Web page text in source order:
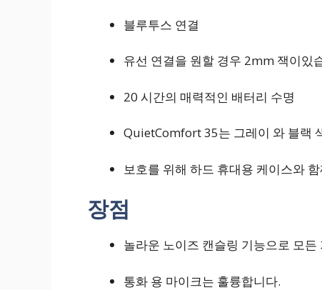
블루투스 연결
유선 연결을 원할 경우 2mm 잭이있
20 시간의 매력적인 배터리 수명
QuietComfort 35는 그레이 와 블랙
보호를 위해 하드 휴대용 케이스와
장점
놀라운 노이즈 캔슬링 기능으로 모
통화 용 마이크는 훌륭합니다.